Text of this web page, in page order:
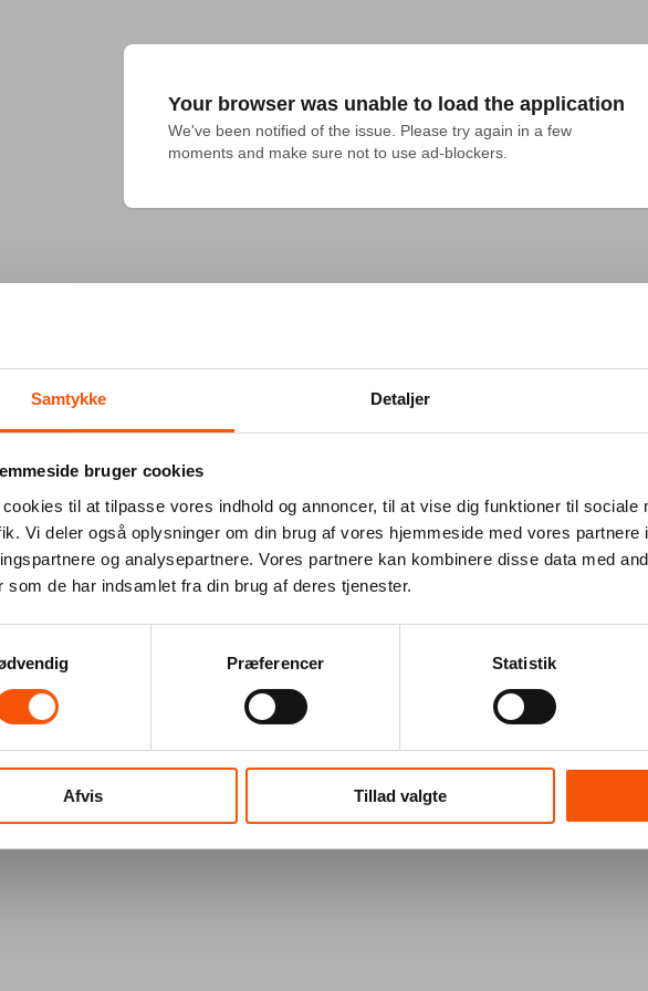
Samtykke Detaljer
bruger cookies
til at tilpasse vores indhold og annoncer, til at vise dig funktioner til sociale
Vi deler også oplysninger om din brug af vores hjemmeside med vores partnere
og analysepartnere. Vores partnere kan kombinere disse data med
som de har indsamlet fra din brug af deres tjenester.
Præferencer Statistik
Afvis Tillad valgte
Your browser was unable to load the application
We've been notified of the issue. Please try again in a few
moments and make sure not to use ad-blockers.